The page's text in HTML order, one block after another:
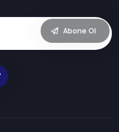
Abone Ol